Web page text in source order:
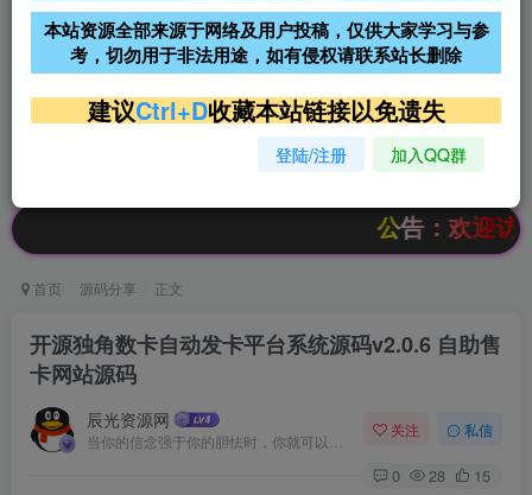
阿里云2核2G200M服务器68元/
年
雨云高防免备案服务器
超低价文字广告位招租 超低价文字广告位招租
超低价文字广告位招租
公告：欢迎访问辰光
首页 源码分享 正文
开源独角数卡自动发卡平台系统源码v2.0.6 自助售
卡网站源码
辰光资源网 关注 私信
0 28 15
本站资源全部来源于网络及用户投稿，仅供大家学习与参
考，切勿用于非法用途，如有侵权请联系站长删除
建议Ctrl+D收藏本站链接以免遗失
登陆/注册 加入QQ群